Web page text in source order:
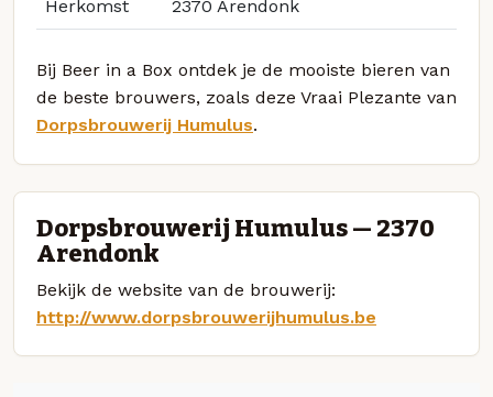
Herkomst 2370 Arendonk
Bij Beer in a Box ontdek je de mooiste bieren van
de beste brouwers, zoals deze Vraai Plezante van
Dorpsbrouwerij Humulus.
Dorpsbrouwerij Humulus — 2370
Arendonk
Bekijk de website van de brouwerij:
http://www.dorpsbrouwerijhumulus.be